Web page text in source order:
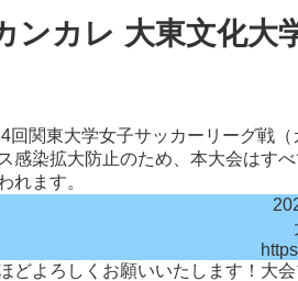
ンカレ 大東文化
回関東大学女子サッカーリーグ戦
感染拡大防止のため、本大会はす
れます。
どよろしくお願いいたします！大